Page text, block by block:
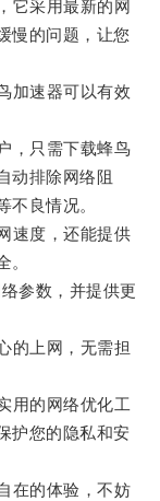
采用最新的网
慢的问题，让您
速器可以有效
只需下载蜂鸟
动排除网络阻
不良情况。
度，还能提供
。
参数，并提供更
上网，无需担
的网络优化工
护您的隐私和安
的体验，不妨